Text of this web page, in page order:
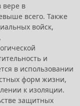
вере в
всего. Также
войск,
и
в использовании
форм жизни,
к изоляции.
защитных